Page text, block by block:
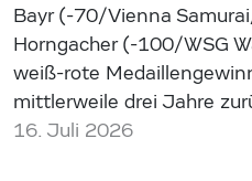
Bayr (-70/Vienna
Horngacher (-100/WSG
weiß-rote
mittlerweile drei Jahre
16. Juli 2026